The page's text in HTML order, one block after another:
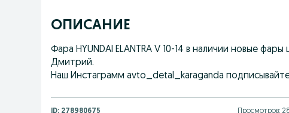
ОПИСАНИЕ
Фара HYUNDAI ELANTRA V 10-14 в наличии новые
Дмитрий.
Наш Инстаграмм avto_detal_karaganda
ID: 278980675 Просмотров: